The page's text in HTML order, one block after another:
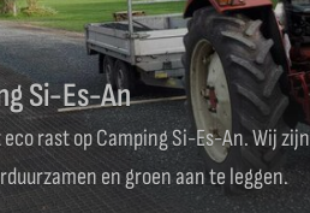
Si-Es-An
rast op Camping Si-Es-An. Wij
en groen aan te leggen.